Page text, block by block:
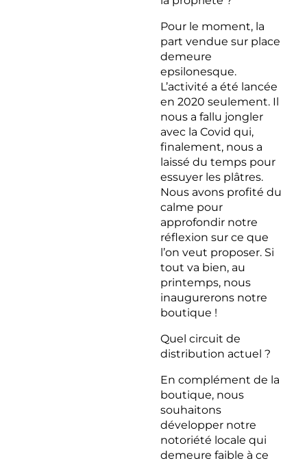
Pour le moment, la
part vendue sur place
demeure
epsilonesque.
L’activité a été lancée
en 2020 seulement. Il
nous a fallu jongler
avec la Covid qui,
finalement, nous a
laissé du temps pour
essuyer les plâtres.
Nous avons profité du
calme pour
approfondir notre
réflexion sur ce que
l’on veut proposer. Si
tout va bien, au
printemps, nous
inaugurerons notre
boutique !
Quel circuit de
distribution actuel ?
En complément de la
boutique, nous
souhaitons
développer notre
notoriété locale qui
demeure faible à ce